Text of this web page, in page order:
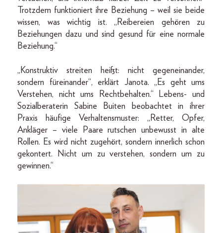
Trotzdem funktioniert ihre Beziehung – weil sie beide
wissen, was wichtig ist. „Reibereien gehören zu
Beziehungen dazu und sind gesund für eine normale
Beziehung.“
„Konstruktiv streiten heißt: nicht gegeneinander,
sondern füreinander“, erklärt Janota. „Es geht ums
Verstehen, nicht ums Rechtbehalten.“ Lebens- und
Sozialberaterin Sabine Buiten beobachtet in ihrer
Praxis häufige Verhaltensmuster: „Retter, Opfer,
Ankläger – viele Paare rutschen unbewusst in alte
Rollen. Es wird nicht zugehört, sondern innerlich schon
gekontert. Nicht um zu verstehen, sondern um zu
gewinnen.“